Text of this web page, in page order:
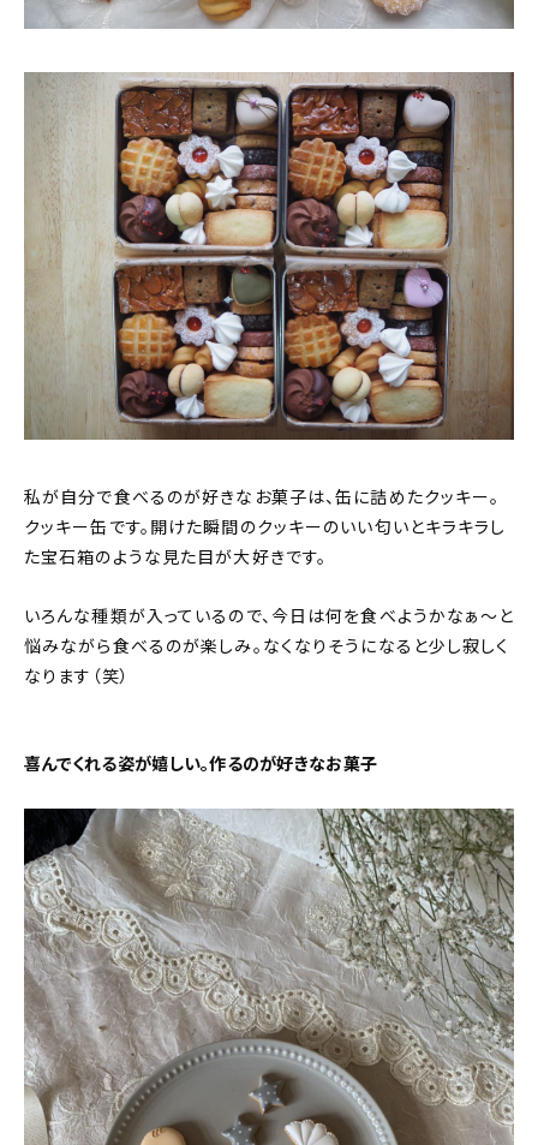
私が自分で食べるのが好きなお菓子は、缶に詰めたクッキー。
クッキー缶です。開けた瞬間のクッキーのいい匂いとキラキラし
た宝石箱のような見た目が大好きです。
いろんな種類が入っているので、今日は何を食べようかなぁ〜と
悩みながら食べるのが楽しみ。なくなりそうになると少し寂しく
なります（笑）
喜んでくれる姿が嬉しい。作るのが好きなお菓子